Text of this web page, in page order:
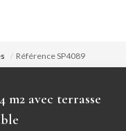
Référence SP4089
m2 avec terrasse